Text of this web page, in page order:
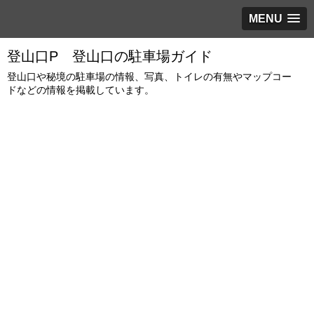
MENU
登山口P 登山口の駐車場ガイド
登山口や秘境の駐車場の情報、写真、トイレの有無やマップコー
ドなどの情報を掲載しています。